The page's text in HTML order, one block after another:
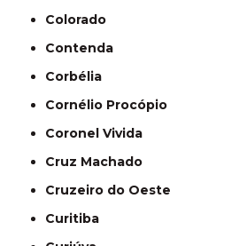
Colorado
Contenda
Corbélia
Cornélio Procópio
Coronel Vivida
Cruz Machado
Cruzeiro do Oeste
Curitiba